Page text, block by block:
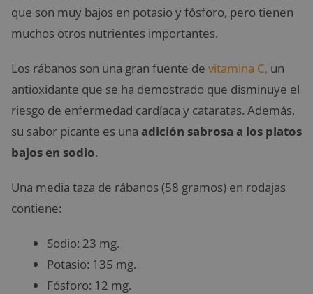
que son muy bajos en potasio y fósforo, pero tienen
muchos otros nutrientes importantes.
Los rábanos son una gran fuente de vitamina C, un
antioxidante que se ha demostrado que disminuye el
riesgo de enfermedad cardíaca y cataratas. Además,
su sabor picante es una adición sabrosa a los platos
bajos en sodio.
Una media taza de rábanos (58 gramos) en rodajas
contiene:
Sodio: 23 mg.
Potasio: 135 mg.
Fósforo: 12 mg.